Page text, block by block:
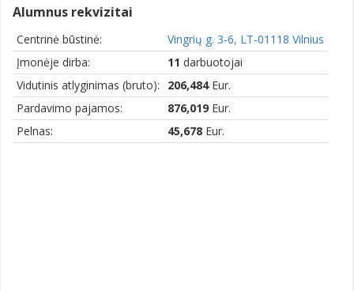
Alumnus rekvizitai
Centrinė būstinė:
Vingrių g. 3-6, LT-01118 Vilnius
Įmonėje dirba:
11 darbuotojai
Vidutinis atlyginimas (bruto):
206,484Eur.
Pardavimo pajamos:
876,019 Eur.
Pelnas:
45,678 Eur.